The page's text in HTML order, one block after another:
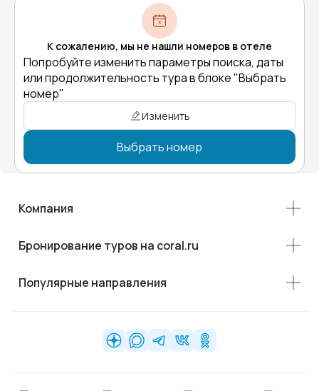
К сожалению, мы не нашли номеров в отеле
Попробуйте изменить параметры поиска, даты
или продолжительность тура в блоке "Выбрать
номер"
Изменить
Выбрать номер
Компания
Бронирование туров на coral.ru
Популярные направления